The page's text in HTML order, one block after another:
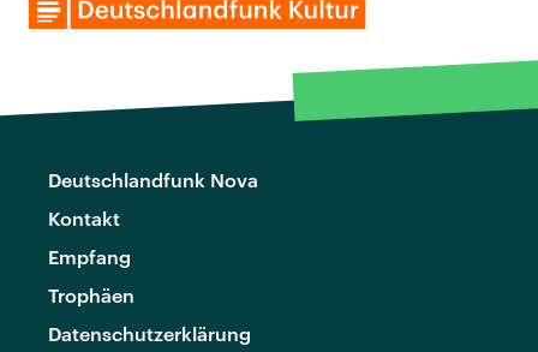
Deutschlandfunk Nova
Kontakt
Empfang
Trophäen
Datenschutzerklärung